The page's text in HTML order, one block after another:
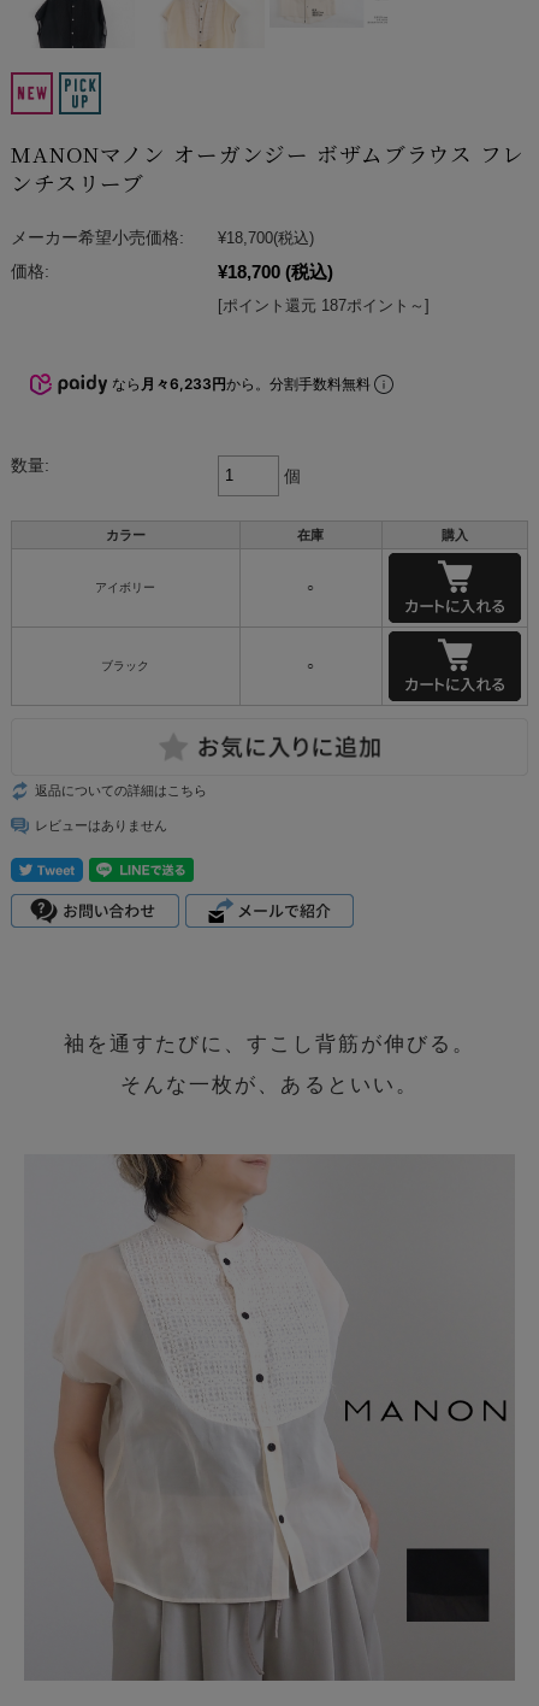
MANONマノン オーガンジー ボザムブラウス フレ
ンチスリーブ
メーカー希望小売価格: ¥18,700(税込)
価格:
¥18,700 (税込)
[ポイント還元 187ポイント～]
なら 月々6,233円から。分割手数料無料
数量:
個
カラー 在庫 購入
アイボリー ○
ブラック ○
返品についての詳細はこちら
レビューはありません
袖を通すたびに、すこし背筋が伸びる。
そんな一枚が、あるといい。